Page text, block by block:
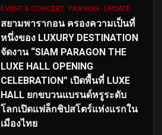
EVENT & CONCERT FASHION UPDATE
สยามพารากอน ครองความเป็นที่
หนึ่งของ LUXURY DESTINATION
จัดงาน “SIAM PARAGON THE
LUXE HALL OPENING
CELEBRATION” เปิดพื้นที่ LUXE
HALL ยกขบวนแบรนด์หรูระดับ
โลกเปิดแฟล็กชิปสโตร์แห่งแรกใน
เมืองไทย